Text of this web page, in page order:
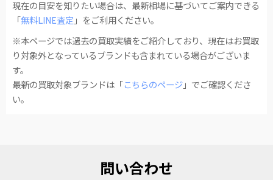
現在の目安を知りたい場合は、最新相場に基づいてご案内できる
「 無料LINE査定」をご利用ください。
※本ページでは過去の買取実績をご紹介しており、現在はお買取
り対象外となっているブランドも含まれている場合がございま
す。
最新の買取対象ブランドは「 こちらのページ」でご確認くださ
い。
問い合わせ